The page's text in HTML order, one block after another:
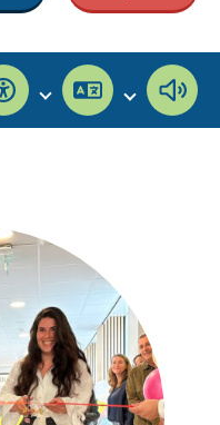
Toegankelijkheid
Pagina
vertalen